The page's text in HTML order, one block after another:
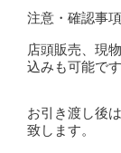
注意・確認事項
店頭販売、現
込みも可能で
お引き渡し後
致します。